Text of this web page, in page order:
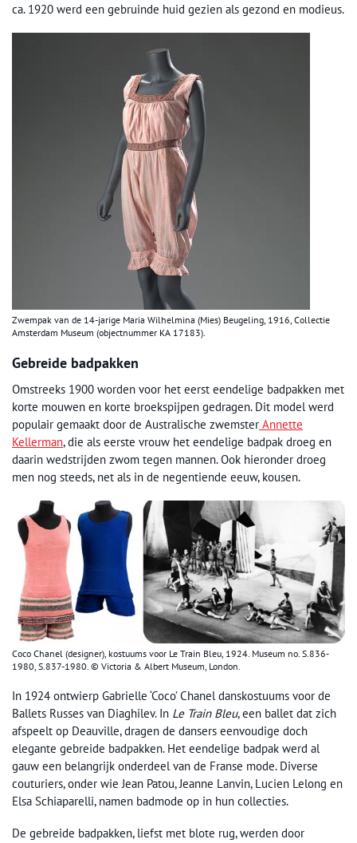
ca. 1920 werd een gebruinde huid gezien als gezond en modieus.
Zwempak van de 14-jarige Maria Wilhelmina (Mies) Beugeling, 1916, Collectie
Amsterdam Museum (objectnummer KA 17183).
Gebreide badpakken
Omstreeks 1900 worden voor het eerst eendelige badpakken met
korte mouwen en korte broekspijpen gedragen. Dit model werd
populair gemaakt door de Australische zwemster Annette
Kellerman, die als eerste vrouw het eendelige badpak droeg en
daarin wedstrijden zwom tegen mannen. Ook hieronder droeg
men nog steeds, net als in de negentiende eeuw, kousen.
Coco Chanel (designer), kostuums voor Le Train Bleu, 1924. Museum no. S.836-
1980, S.837-1980. © Victoria & Albert Museum, London.
In 1924 ontwierp Gabrielle ‘Coco’ Chanel danskostuums voor de
Ballets Russes van Diaghilev. In Le Train Bleu, een ballet dat zich
afspeelt op Deauville, dragen de dansers eenvoudige doch
elegante gebreide badpakken. Het eendelige badpak werd al
gauw een belangrijk onderdeel van de Franse mode. Diverse
couturiers, onder wie Jean Patou, Jeanne Lanvin, Lucien Lelong en
Elsa Schiaparelli, namen badmode op in hun collecties.
De gebreide badpakken, liefst met blote rug, werden door